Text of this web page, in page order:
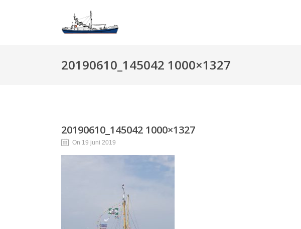
20190610_145042 1000×1327
20190610_145042 1000×1327
On 19 juni 2019